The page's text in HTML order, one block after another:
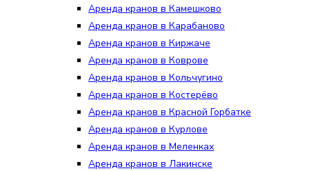
Аренда кранов в Камешково
Аренда кранов в Карабаново
Аренда кранов в Киржаче
Аренда кранов в Коврове
Аренда кранов в Кольчугино
Аренда кранов в Костерёво
Аренда кранов в Красной Горбатке
Аренда кранов в Курлове
Аренда кранов в Меленках
Аренда кранов в Лакинске